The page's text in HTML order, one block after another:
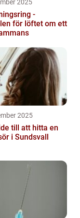
2025
-
för löftet om ett
2025
till att hitta en
i Sundsvall